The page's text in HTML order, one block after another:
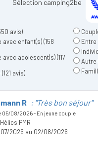
Sélection camping2be
avis)
avec enfant(s)(158
avec adolescent(s)(117
(121 avis)
Entre
Autre
R : "Très bon séjour"
05/08/2026 - En jeune couple
PMR
2026 au 02/08/2026